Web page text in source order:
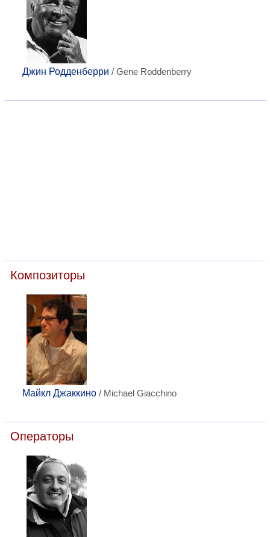
Джин Родденберри / Gene Roddenberry
Композиторы
Майкл Джаккино / Michael Giacchino
Операторы